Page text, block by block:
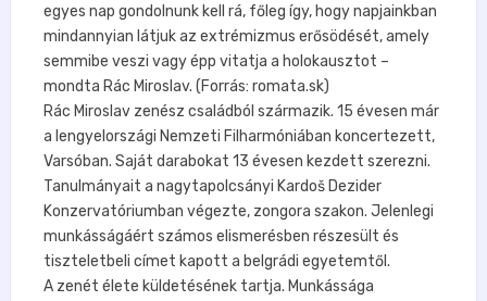
egyes nap gondolnunk kell rá, főleg így, hogy napjainkban
mindannyian látjuk az extrémizmus erősödését, amely
semmibe veszi vagy épp vitatja a holokausztot –
mondta Rác Miroslav. (Forrás: romata.sk)
Rác Miroslav zenész családból származik. 15 évesen már
a lengyelországi Nemzeti Filharmóniában koncertezett,
Varsóban. Saját darabokat 13 évesen kezdett szerezni.
Tanulmányait a nagytapolcsányi Kardoš Dezider
Konzervatóriumban végezte, zongora szakon. Jelenlegi
munkásságáért számos elismerésben részesült és
tiszteletbeli címet kapott a belgrádi egyetemtől.
A zenét élete küldetésének tartja. Munkássága